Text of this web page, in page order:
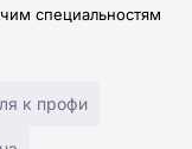
специальностям
к профи